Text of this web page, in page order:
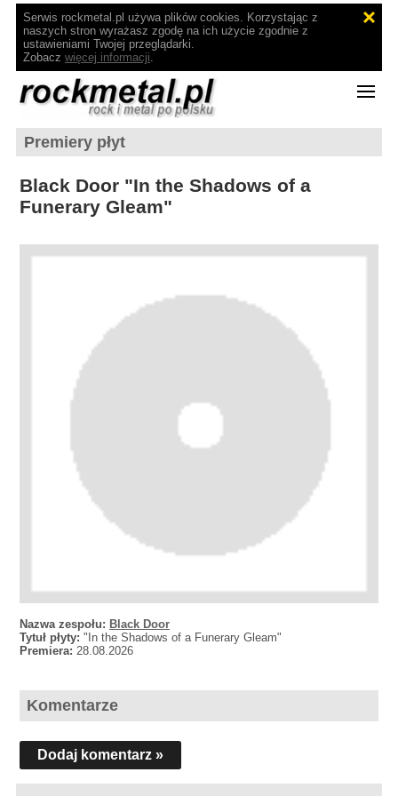
Serwis rockmetal.pl używa plików cookies. Korzystając z
naszych stron wyrażasz zgodę na ich użycie zgodnie z
ustawieniami Twojej przeglądarki.
Zobacz więcej informacji.
Premiery płyt
Black Door "In the Shadows of a
Funerary Gleam"
Nazwa zespołu: Black Door
Tytuł płyty: "In the Shadows of a Funerary Gleam"
Premiera: 28.08.2026
Komentarze
Dodaj komentarz »